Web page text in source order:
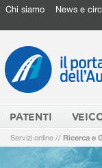
Chi siamo News e
PATENTI
Servizi online // Ricerca e